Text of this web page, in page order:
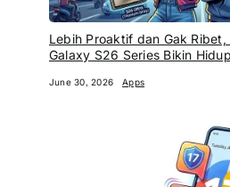
Lebih Proaktif dan Gak Ribet,
Galaxy S26 Series Bikin
June 30, 2026 Apps